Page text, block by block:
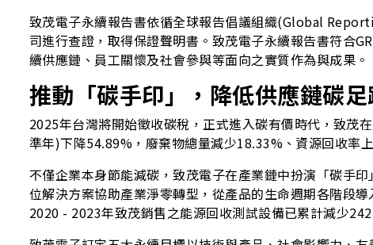
致茂電子永續報告書依循全球報告倡議組織(Global
司進行查證，取得保證聲明書。致茂電子永續報告書符合
續供應鏈、員工關懷及社會參與等面向之實質作為與成果。
推動「碳手印」，降低供應鏈碳
2025年台灣將開始徵收碳稅，正式進入碳有價時代，致茂
準年)下降54.89%，廢棄物總量減少18.33%、資源回收率
不僅企業本身節能減碳，致茂電子在產業鏈中扮演「碳手
位解決方案協助產業淨零轉型，從產品的生命週期各階段
2020 - 2023年致茂銷售之能源回收測試設備已累計減少